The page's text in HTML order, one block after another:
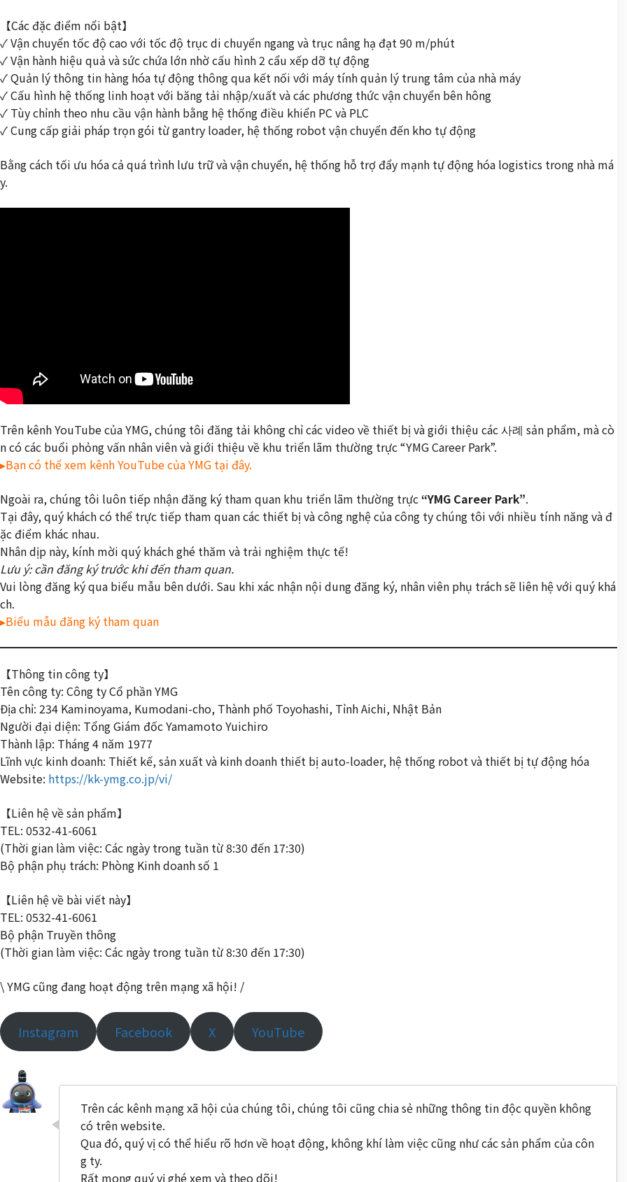
【Các đặc điểm nổi bật】
✓ Vận chuyển tốc độ cao với tốc độ trục di chuyển ngang và trục nâng hạ đạt 90 m/phút
✓ Vận hành hiệu quả và sức chứa lớn nhờ cấu hình 2 cẩu xếp dỡ tự động
✓ Quản lý thông tin hàng hóa tự động thông qua kết nối với máy tính quản lý trung tâm của nhà máy
✓ Cấu hình hệ thống linh hoạt với băng tải nhập/xuất và các phương thức vận chuyển bên hông
✓ Tùy chỉnh theo nhu cầu vận hành bằng hệ thống điều khiển PC và PLC
✓ Cung cấp giải pháp trọn gói từ gantry loader, hệ thống robot vận chuyển đến kho tự động
Bằng cách tối ưu hóa cả quá trình lưu trữ và vận chuyển, hệ thống hỗ trợ đẩy mạnh tự động hóa logistics trong nhà má
y.
Trên kênh YouTube của YMG, chúng tôi đăng tải không chỉ các video về thiết bị và giới thiệu các 사례 sản phẩm, mà cò
n có các buổi phỏng vấn nhân viên và giới thiệu về khu triển lãm thường trực “YMG Career Park”.
▸Bạn có thể xem kênh YouTube của YMG tại đây.
Ngoài ra, chúng tôi luôn tiếp nhận đăng ký tham quan khu triển lãm thường trực“YMG Career Park”.
Tại đây, quý khách có thể trực tiếp tham quan các thiết bị và công nghệ của công ty chúng tôi với nhiều tính năng và đ
ặc điểm khác nhau.
Nhân dịp này, kính mời quý khách ghé thăm và trải nghiệm thực tế!
Lưu ý: cần đăng ký trước khi đến tham quan.
Vui lòng đăng ký qua biểu mẫu bên dưới. Sau khi xác nhận nội dung đăng ký, nhân viên phụ trách sẽ liên hệ với quý khá
ch.
▸Biểu mẫu đăng ký tham quan
【Thông tin công ty】
Tên công ty: Công ty Cổ phần YMG
Địa chỉ: 234 Kaminoyama, Kumodani-cho, Thành phố Toyohashi, Tỉnh Aichi, Nhật Bản
Người đại diện: Tổng Giám đốc Yamamoto Yuichiro
Thành lập: Tháng 4 năm 1977
Lĩnh vực kinh doanh: Thiết kế, sản xuất và kinh doanh thiết bị auto-loader, hệ thống robot và thiết bị tự động hóa
Website: https://kk-ymg.co.jp/vi/
【Liên hệ về sản phẩm】
TEL: 0532-41-6061
(Thời gian làm việc: Các ngày trong tuần từ 8:30 đến 17:30)
Bộ phận phụ trách: Phòng Kinh doanh số 1
【Liên hệ về bài viết này】
TEL: 0532-41-6061
Bộ phận Truyền thông
(Thời gian làm việc: Các ngày trong tuần từ 8:30 đến 17:30)
\ YMG cũng đang hoạt động trên mạng xã hội! /
Instagram Facebook X YouTube
Trên các kênh mạng xã hội của chúng tôi, chúng tôi cũng chia sẻ những thông tin độc quyền không
có trên website.
Qua đó, quý vị có thể hiểu rõ hơn về hoạt động, không khí làm việc cũng như các sản phẩm của côn
g ty.
Rất mong quý vị ghé xem và theo dõi!